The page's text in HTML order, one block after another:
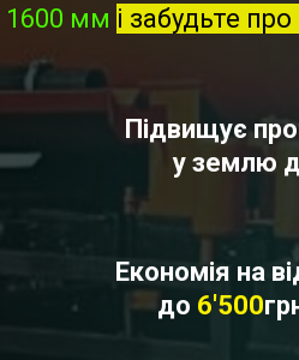
1600 мм і забудьте
Підвищує
у землю
Економія на
до 6'500